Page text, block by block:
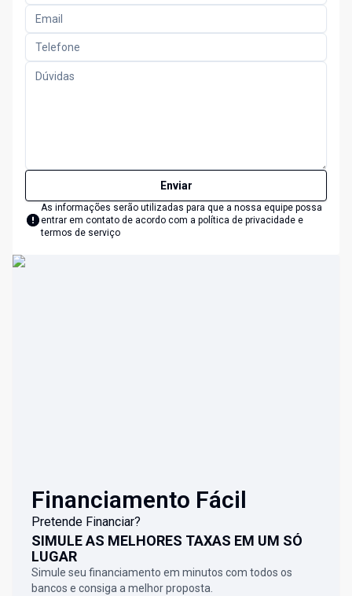
Enviar
As informações serão utilizadas para que a nossa equipe possa
entrar em contato de acordo com a política de privacidade e
termos de serviço
Financiamento Fácil
Pretende Financiar?
SIMULE AS MELHORES TAXAS EM UM SÓ
LUGAR
Simule seu financiamento em minutos com todos os
bancos e consiga a melhor proposta.